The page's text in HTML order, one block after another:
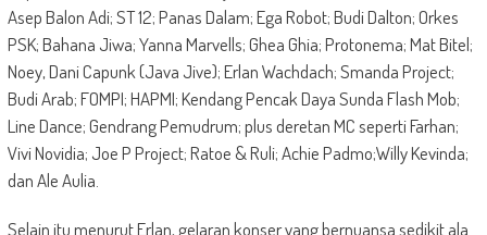
Asep Balon Adi; ST 12; Panas Dalam; Ega Robot; Budi Dalton; Orkes
PSK; Bahana Jiwa; Yanna Marvells; Ghea Ghia; Protonema; Mat Bitel;
Noey, Dani Capunk (Java Jive); Erlan Wachdach; Smanda Project;
Budi Arab; FOMPI; HAPMI; Kendang Pencak Daya Sunda Flash Mob;
Line Dance; Gendrang Pemudrum; plus deretan MC seperti Farhan;
Vivi Novidia; Joe P Project; Ratoe & Ruli; Achie Padmo;Willy Kevinda;
dan Ale Aulia.
Selain itu menurut Erlan, gelaran konser yang bernuansa sedikit ala